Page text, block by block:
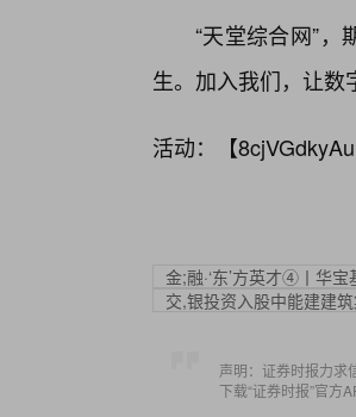
“天堂综合网”
生。加入我们，让数
活动：【
金;融·‘东’方英才④丨华
交,银投资入股中能建建
声明：证券时报力求
下载“证券时报”官方